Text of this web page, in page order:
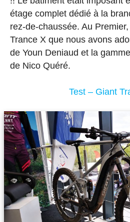
étage complet dédié à la
rez-de-chaussée. Au
Trance X que nous avons
de Youn Deniaud et la
de Nico Quéré.
Test – Giant